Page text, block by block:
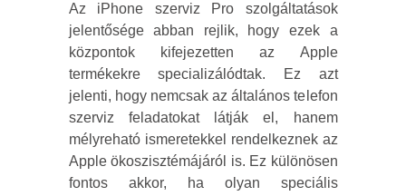
Az iPhone szerviz Pro szolgáltatások
jelentősége abban rejlik, hogy ezek a
központok kifejezetten az Apple
termékekre specializálódtak. Ez azt
jelenti, hogy nemcsak az általános telefon
szerviz feladatokat látják el, hanem
mélyreható ismeretekkel rendelkeznek az
Apple ökoszisztémájáról is. Ez különösen
fontos akkor, ha olyan speciális